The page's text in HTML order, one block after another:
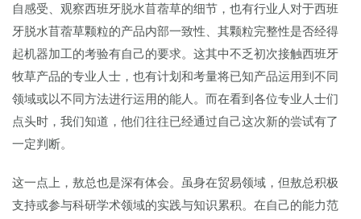
自感受、观察西班牙脱水苜蓿草的细节，也有行业人对于西班
牙脱水苜蓿草颗粒的产品内部一致性、其颗粒完整性是否经得
起机器加工的考验有自己的要求。这其中不乏初次接触西班牙
牧草产品的专业人士，也有计划和考量将已知产品运用到不同
领域或以不同方法进行运用的能人。而在看到各位专业人士们
点头时，我们知道，他们往往已经通过自己这次新的尝试有了
一定判断。
这一点上，敖总也是深有体会。虽身在贸易领域，但敖总积极
支持或参与科研学术领域的实践与知识累积。在自己的能力范